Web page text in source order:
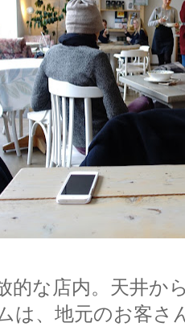
的な店内。天井か
は、地元のお客